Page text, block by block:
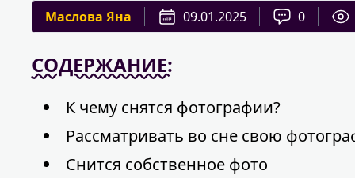
Маслова Яна 09.01.2025 0
СОДЕРЖАНИЕ:
К чему снятся фотографии?
Рассматривать во сне свою
Снится собственное фото